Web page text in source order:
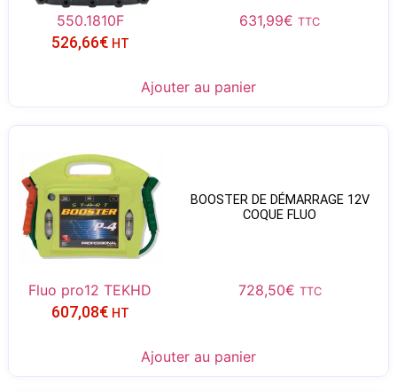
550.1810F 631,99€ TTC
526,66€ HT
Ajouter au panier
BOOSTER DE DÉMARRAGE 12V
COQUE FLUO
Fluo pro12 TEKHD 728,50€ TTC
607,08€ HT
Ajouter au panier